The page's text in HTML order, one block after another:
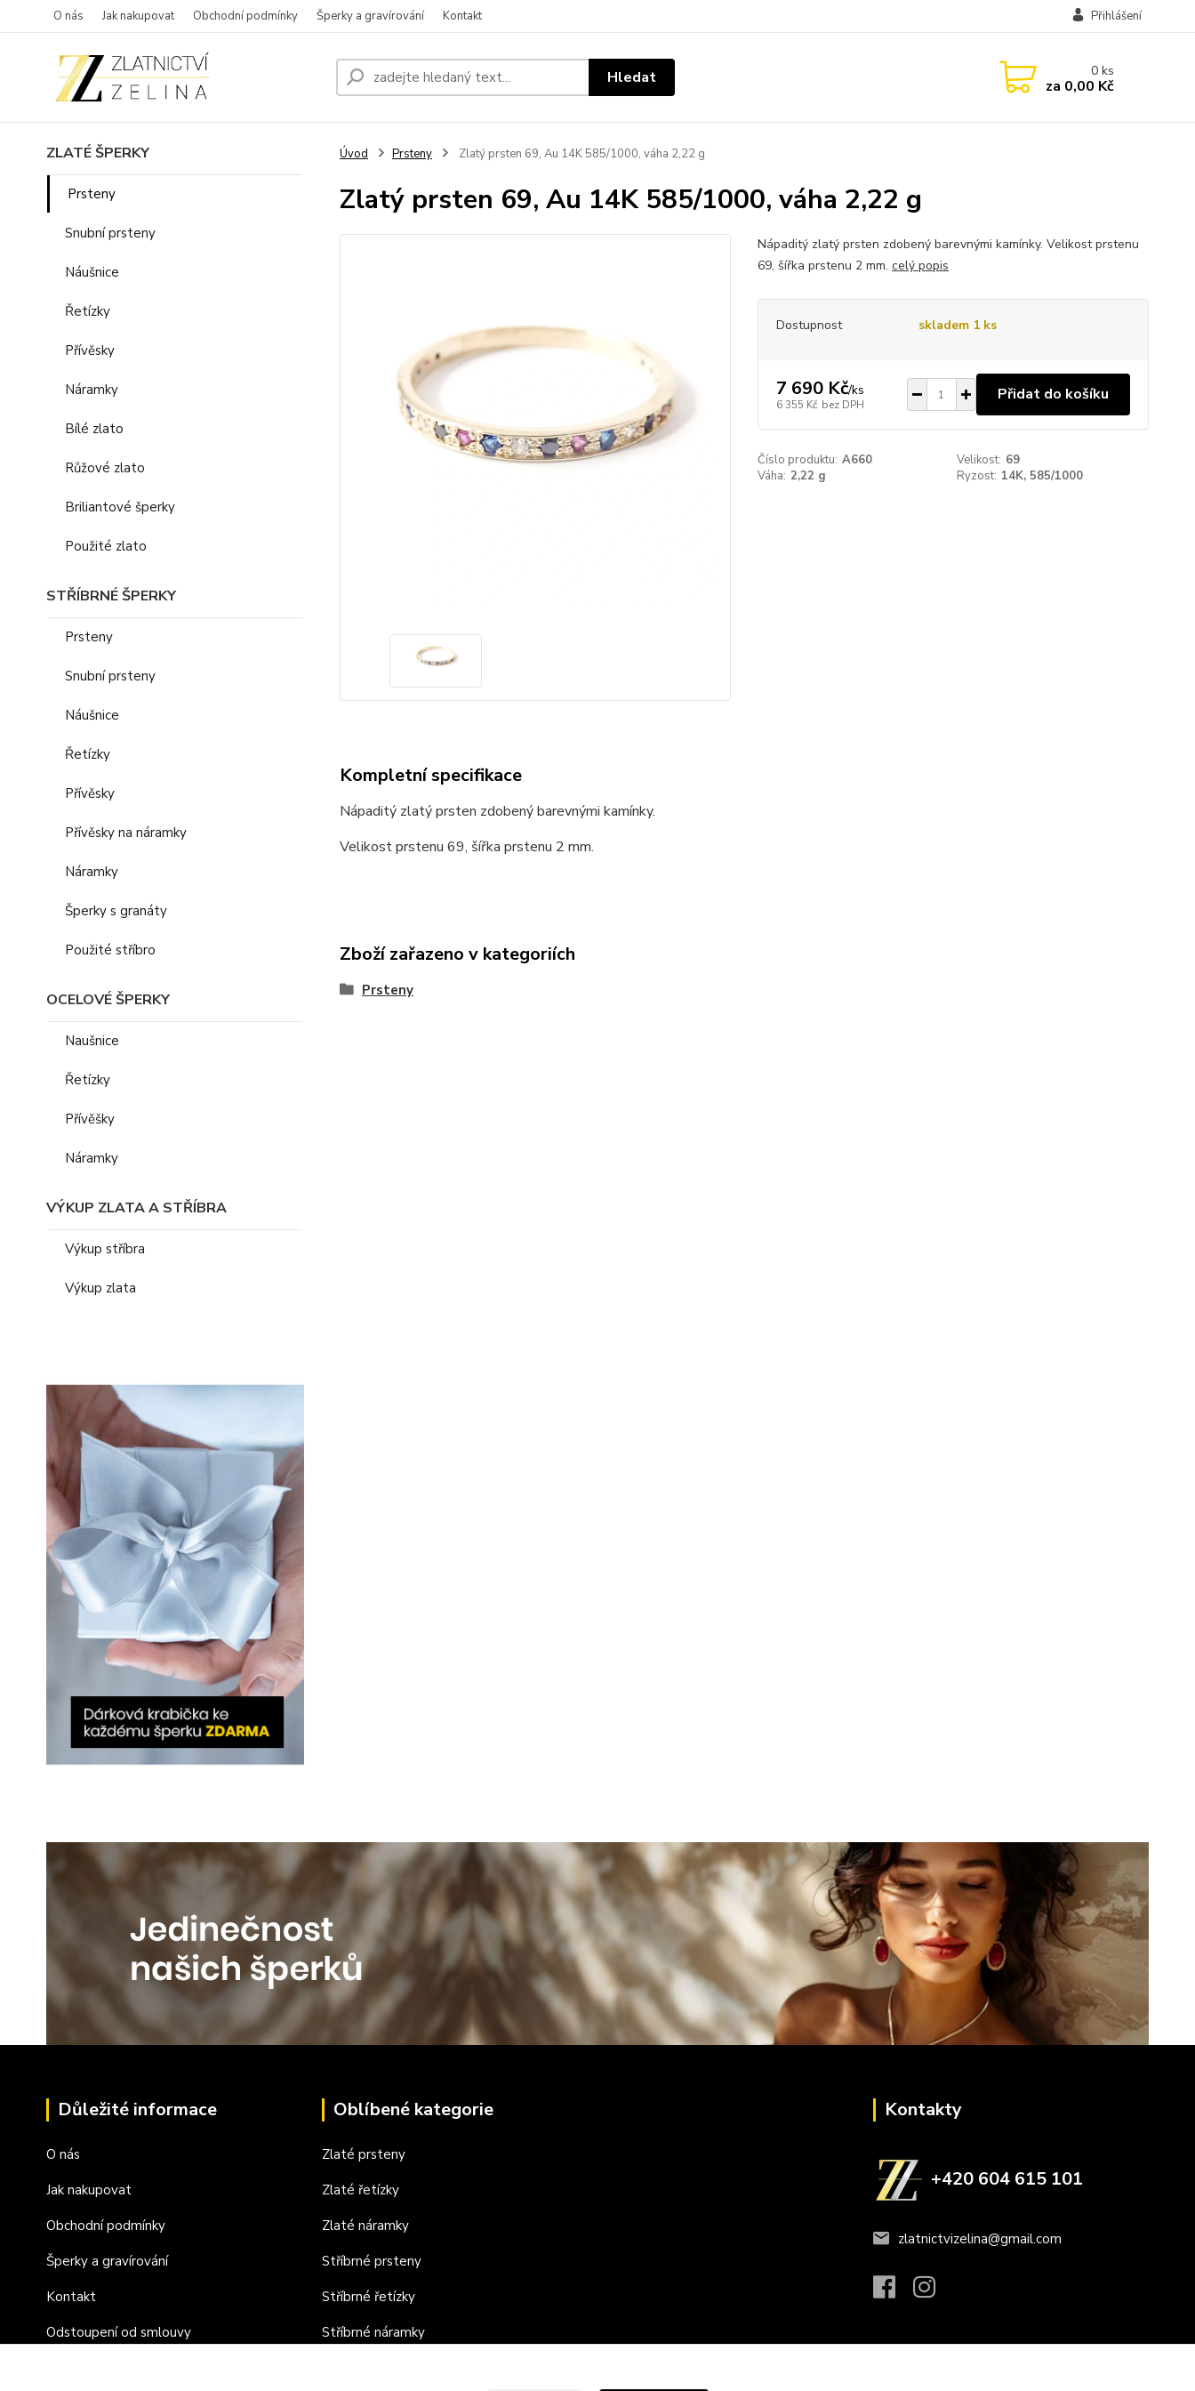
O nás Jak nakupovat Obchodní podmínky Šperky a gravírování Kontakt Přihlášení
Hledat 0ks
za 0,00 Kč
ZLATÉ ŠPERKY
Prsteny
Snubní prsteny
Náušnice
Řetízky
Přívěsky
Náramky
Bílé zlato
Růžové zlato
Briliantové šperky
Použité zlato
STŘÍBRNÉ ŠPERKY
Prsteny
Snubní prsteny
Náušnice
Řetízky
Přívěsky
Přívěsky na náramky
Náramky
Šperky s granáty
Použité stříbro
OCELOVÉ ŠPERKY
Naušnice
Řetízky
Přívěšky
Náramky
VÝKUP ZLATA A STŘÍBRA
Výkup stříbra
Výkup zlata
Úvod Prsteny Zlatý prsten 69, Au 14K 585/1000, váha 2,22 g
Zlatý prsten 69, Au 14K 585/1000, váha 2,22 g
Nápaditý zlatý prsten zdobený barevnými kamínky. Velikost prstenu
69, šířka prstenu 2 mm. celý popis
Dostupnost skladem 1 ks
7 690 Kč/ks
6 355 Kč bez DPH
Přidat do košíku
Číslo produktu: A660 Velikost: 69
Váha: 2,22 g Ryzost: 14K, 585/1000
Kompletní specifikace
Nápaditý zlatý prsten zdobený barevnými kamínky.
Velikost prstenu 69, šířka prstenu 2 mm.
Zboží zařazeno v kategoriích
Prsteny
Důležité informace
O nás
Jak nakupovat
Obchodní podmínky
Šperky a gravírování
Kontakt
Odstoupení od smlouvy
Oblíbené kategorie
Zlaté prsteny
Zlaté řetízky
Zlaté náramky
Stříbrné prsteny
Stříbrné řetízky
Stříbrné náramky
Kontakty
+420 604 615 101
zlatnictvizelina@gmail.com